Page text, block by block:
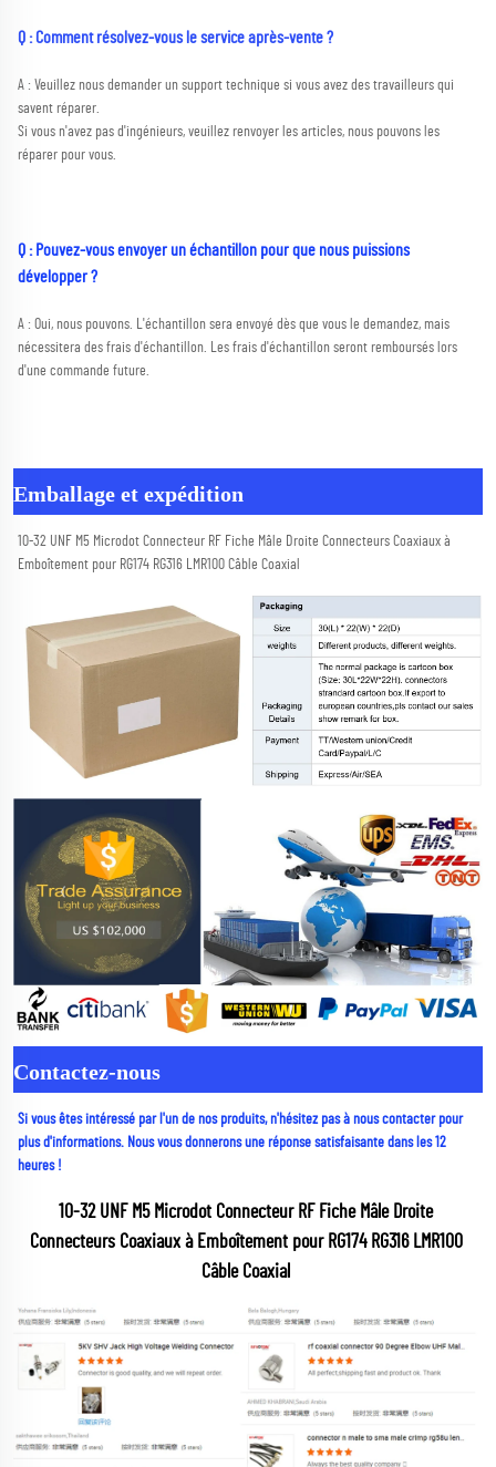
Q : Comment résolvez-vous le service après-vente ?
A : Veuillez nous demander un support technique si vous avez des travailleurs qui
savent réparer.
Si vous n'avez pas d'ingénieurs, veuillez renvoyer les articles, nous pouvons les
réparer pour vous.
Q : Pouvez-vous envoyer un échantillon pour que nous puissions
développer ?
A : Oui, nous pouvons. L'échantillon sera envoyé dès que vous le demandez, mais
nécessitera des frais d'échantillon. Les frais d'échantillon seront remboursés lors
d'une commande future.
Emballage et expédition
10-32 UNF M5 Microdot Connecteur RF Fiche Mâle Droite Connecteurs Coaxiaux à
Emboîtement pour RG174 RG316 LMR100 Câble Coaxial
Contactez-nous
Si vous êtes intéressé par l'un de nos produits, n'hésitez pas à nous contacter pour
plus d'informations. Nous vous donnerons une réponse satisfaisante dans les 12
heures !
10-32 UNF M5 Microdot Connecteur RF Fiche Mâle Droite
Connecteurs Coaxiaux à Emboîtement pour RG174 RG316 LMR100
Câble Coaxial